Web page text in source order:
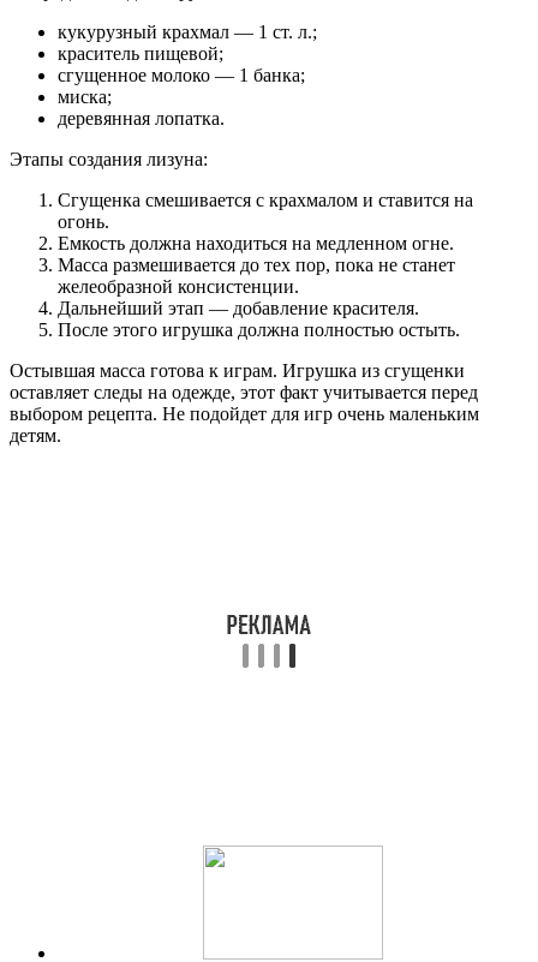
кукурузный крахмал — 1 ст. л.;
краситель пищевой;
сгущенное молоко — 1 банка;
миска;
деревянная лопатка.
Этапы создания лизуна:
Сгущенка смешивается с крахмалом и ставится на
огонь.
Емкость должна находиться на медленном огне.
Масса размешивается до тех пор, пока не станет
желеобразной консистенции.
Дальнейший этап — добавление красителя.
После этого игрушка должна полностью остыть.
Остывшая масса готова к играм. Игрушка из сгущенки
оставляет следы на одежде, этот факт учитывается перед
выбором рецепта. Не подойдет для игр очень маленьким
детям.